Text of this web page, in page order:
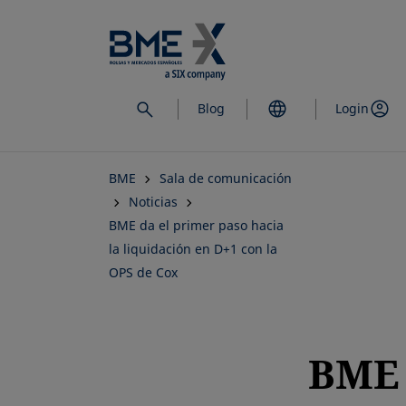
al
contenido
principal
Blog Login
BME
Sala de comunicación
Noticias
BME da el primer paso hacia
la liquidación en D+1 con la
OPS de Cox
BME